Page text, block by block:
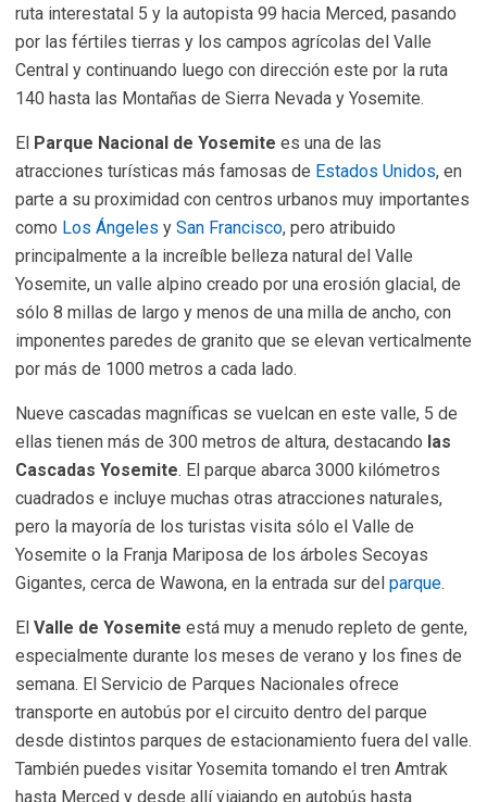
ruta interestatal 5 y la autopista 99 hacia Merced, pasando
por las fértiles tierras y los campos agrícolas del Valle
Central y continuando luego con dirección este por la ruta
140 hasta las Montañas de Sierra Nevada y Yosemite.
El Parque Nacional de Yosemite es una de las
atracciones turísticas más famosas de Estados Unidos, en
parte a su proximidad con centros urbanos muy importantes
como Los Ángeles y San Francisco, pero atribuido
principalmente a la increíble belleza natural del Valle
Yosemite, un valle alpino creado por una erosión glacial, de
sólo 8 millas de largo y menos de una milla de ancho, con
imponentes paredes de granito que se elevan verticalmente
por más de 1000 metros a cada lado.
Nueve cascadas magníficas se vuelcan en este valle, 5 de
ellas tienen más de 300 metros de altura, destacando las
Cascadas Yosemite. El parque abarca 3000 kilómetros
cuadrados e incluye muchas otras atracciones naturales,
pero la mayoría de los turistas visita sólo el Valle de
Yosemite o la Franja Mariposa de los árboles Secoyas
Gigantes, cerca de Wawona, en la entrada sur del parque.
El Valle de Yosemite está muy a menudo repleto de gente,
especialmente durante los meses de verano y los fines de
semana. El Servicio de Parques Nacionales ofrece
transporte en autobús por el circuito dentro del parque
desde distintos parques de estacionamiento fuera del valle.
También puedes visitar Yosemita tomando el tren Amtrak
hasta Merced y desde allí viajando en autobús hasta